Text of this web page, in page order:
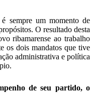
sempre um momento de
O resultado desta
ribamarense ao trabalho
os dois mandatos que tive
administrativa e política
de seu partido, o